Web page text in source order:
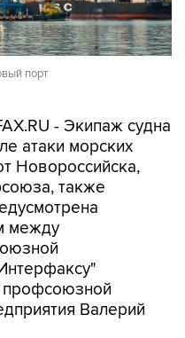
порт
- Экипаж судна
атаки морских
Новороссийска,
также
между
профсоюзной
Валерий